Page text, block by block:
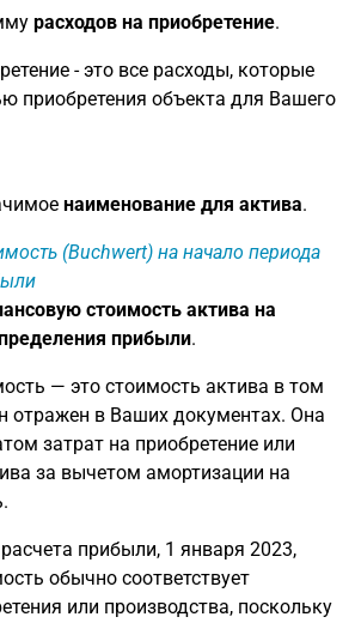
расходов на приобретение.
- это все расходы, которые
приобретения объекта для Вашего
наименование для актива.
(Buchwert) на начало периода
стоимость актива на
прибыли.
— это стоимость актива в том
отражен в Ваших документах. Она
затрат на приобретение или
за вычетом амортизации на
прибыли, 1 января 2023,
обычно соответствует
или производства, поскольку